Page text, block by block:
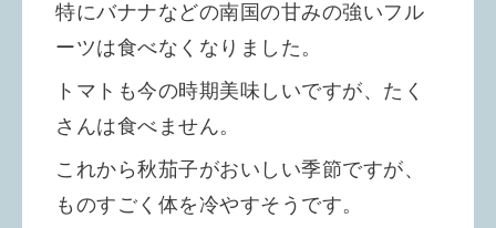
特にバナナなどの南国の甘みの強いフル
ーツは食べなくなりました。
トマトも今の時期美味しいですが、たく
さんは食べません。
これから秋茄子がおいしい季節ですが、
ものすごく体を冷やすそうです。